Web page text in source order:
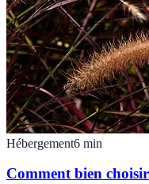
Hébergement6 min
Comment bien